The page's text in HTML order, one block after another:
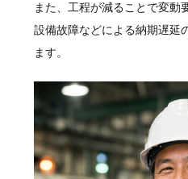
また、工程が減ることで変動
設備故障などによる納期遅延
ます。